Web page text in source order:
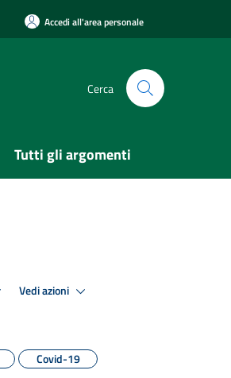
Accedi all'area personale
Cerca
Tutti gli argomenti
Vedi azioni
Covid-19